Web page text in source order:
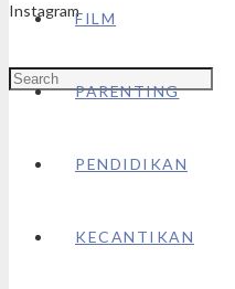
InstagramFILM
PARENTING
PENDIDIKAN
KECANTIKAN